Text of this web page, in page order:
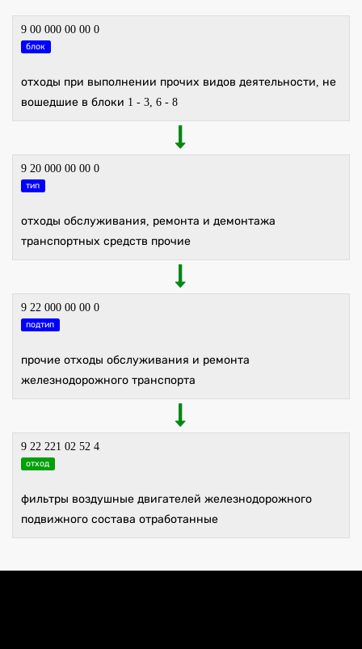
9 00 000 00 00 0
блок
отходы при выполнении прочих видов деятельности, не
вошедшие в блоки 1 - 3, 6 - 8
9 20 000 00 00 0
тип
отходы обслуживания, ремонта и демонтажа
транспортных средств прочие
9 22 000 00 00 0
подтип
прочие отходы обслуживания и ремонта
железнодорожного транспорта
9 22 221 02 52 4
отход
фильтры воздушные двигателей железнодорожного
подвижного состава отработанные